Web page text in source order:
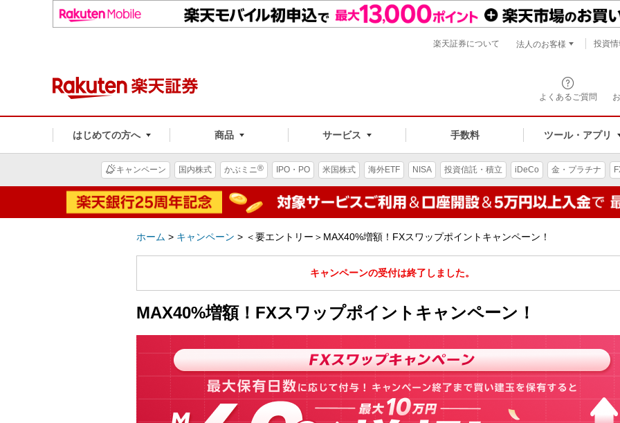
よくあるご質問
はじめての方へ 商品 サービス 手数料 ツール・アプリ
楽天証券について 法人のお客様 投資
キャンペーン 国内株式 かぶミニ® IPO・PO 米国株式 海外ETF NISA 投資信託・積立 iDeCo 金・プラチナ
ホーム > キャンペーン > ＜要エントリー＞MAX40%増額！FXスワップポイントキャンペーン！
キャンペーンの受付は終了しました。
MAX40%増額！FXスワップポイントキャンペーン！